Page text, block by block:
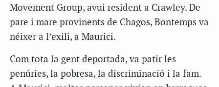
Movement Group, avui resident a Crawley. De
pare i mare provinents de Chagos, Bontemps va
néixer a l’exili, a Maurici.
Com tota la gent deportada, va patir les
penúries, la pobresa, la discriminació i la fam.